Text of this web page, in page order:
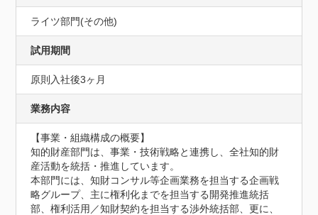
ライツ部門(その他)
試用期間
原則入社後3ヶ月
業務内容
【事業・組織構成の概要】
知的財産部門は、事業・技術戦略と連携し、全社知的財
産活動を統括・推進しています。
本部門には、知財コンサル等企画業務を担当する企画戦
略グループ、主に権利化までを担当する開発推進統括
部、権利活用／知財契約を担当する渉外統括部、更に、